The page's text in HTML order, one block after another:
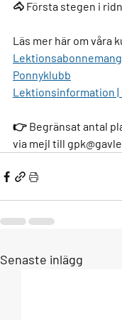
🐴 Första stegen i
Läs mer här om våra
Lektionsabonnemang
Ponnyklubb
Lektionsinformation |
👉 Begränsat antal
via mejl till
Senaste inlägg